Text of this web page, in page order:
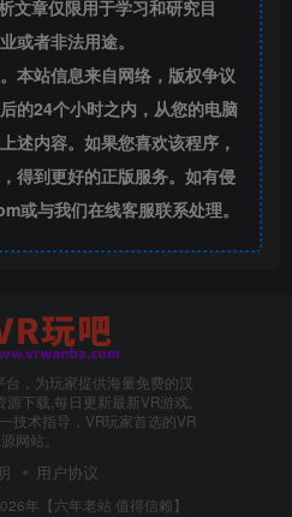
文章仅限用于学习和研究目
或者非法用途。
本站信息来自网络，版权争议
的24个小时之内，从您的电脑
述内容。如果您喜欢该程序，
得到更好的正版服务。如有侵
或与我们在线客服联系处理。
，为玩家提供海量免费的汉
下载,每日更新最新VR游戏,
技术指导，VR玩家首选的VR
网站。
用户协议
年【六年老站·值得信赖】